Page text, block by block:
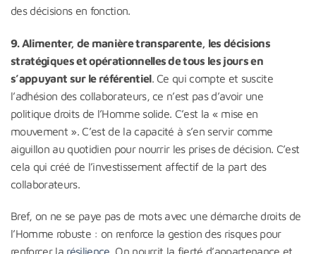
des décisions en fonction.
9. Alimenter, de manière transparente, les décisions
stratégiques et opérationnelles de tous les jours en
s’appuyant sur le référentiel. Ce qui compte et suscite
l’adhésion des collaborateurs, ce n’est pas d’avoir une
politique droits de l’Homme solide. C’est la « mise en
mouvement ». C’est de la capacité à s’en servir comme
aiguillon au quotidien pour nourrir les prises de décision. C’est
cela qui créé de l’investissement affectif de la part des
collaborateurs.
Bref, on ne se paye pas de mots avec une démarche droits de
l’Homme robuste : on renforce la gestion des risques pour
renforcer la résilience. On nourrit la fierté d’appartenance et